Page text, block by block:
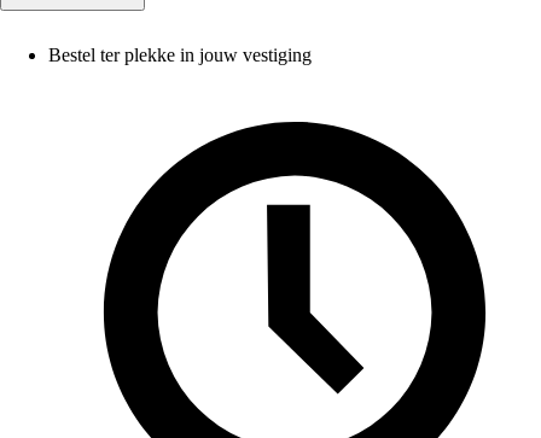
Bestel ter plekke in jouw vestiging